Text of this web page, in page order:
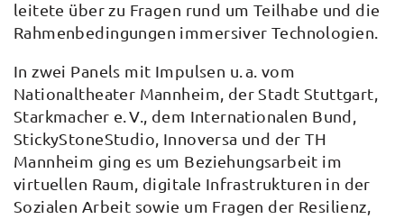
leitete über zu Fragen rund um Teilhabe und die
Rahmenbedingungen immersiver Technologien.
In zwei Panels mit Impulsen u. a. vom
Nationaltheater Mannheim, der Stadt Stuttgart,
Starkmacher e. V., dem Internationalen Bund,
StickyStoneStudio, Innoversa und der TH
Mannheim ging es um Beziehungsarbeit im
virtuellen Raum, digitale Infrastrukturen in der
Sozialen Arbeit sowie um Fragen der Resilienz,